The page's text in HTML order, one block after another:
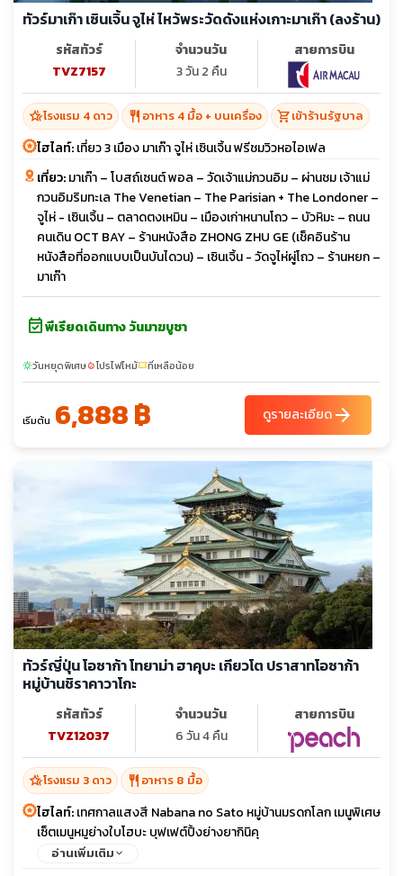
ทัวร์มาเก๊า เซินเจิ้น จูไห่ ไหว้พระวัดดังแห่งเกาะมาเก๊า (ลงร้าน)
รหัสทัวร์
TVZ7157
จำนวนวัน
3 วัน 2 คืน
สายการบิน
hotel_classโรงแรม 4 ดาว restaurant อาหาร 4 มื้อ + บนเครื่อง shopping_cartเข้าร้านรัฐบาล
ไฮไลท์:เที่ยว 3 เมือง มาเก๊า จูไห่ เซินเจิ้น ฟรีชมวิวหอไอเฟล
เที่ยว:มาเก๊า – โบสถ์เซนต์ พอล – วัดเจ้าแม่กวนอิม – ผ่านชม เจ้าแม่
กวนอิมริมทะเล The Venetian – The Parisian + The Londoner –
จูไห่ - เซินเจิ้น – ตลาดตงเหมิน – เมืองเก่าหนานโถว – บัวหิมะ – ถนน
คนเดิน OCT BAY – ร้านหนังสือ ZHONG ZHU GE (เช็คอินร้าน
หนังสือที่ออกแบบเป็นบันไดวน) – เซินเจิ้น - วัดจูไห่ผู่โถว – ร้านหยก –
มาเก๊า
event_availableพีเรียดเดินทาง วันมาฆบูชา
sunnyวันหยุดพิเศษlocal_fire_departmentโปรไฟไหม้confirmation_numberที่เหลือน้อย
เริ่มต้น 6,888 ฿ ดูรายละเอียดarrow_forward
ทัวร์ญี่ปุ่น โอซาก้า โทยาม่า ฮาคุบะ เกียวโต ปราสาทโอซาก้า
หมู่บ้านชิราคาวาโกะ
รหัสทัวร์
TVZ12037
จำนวนวัน
6 วัน 4 คืน
สายการบิน
hotel_classโรงแรม 3 ดาว restaurant อาหาร 8 มื้อ
ไฮไลท์:เทศกาลแสงสี Nabana no Sato หมู่บ้านมรดกโลก เมนูพิเศษ
เซ็ตเมนูหมูย่างใบโฮบะ บุฟเฟต์ปิ้งย่างยากินิคุ
อ่านเพิ่มเติม